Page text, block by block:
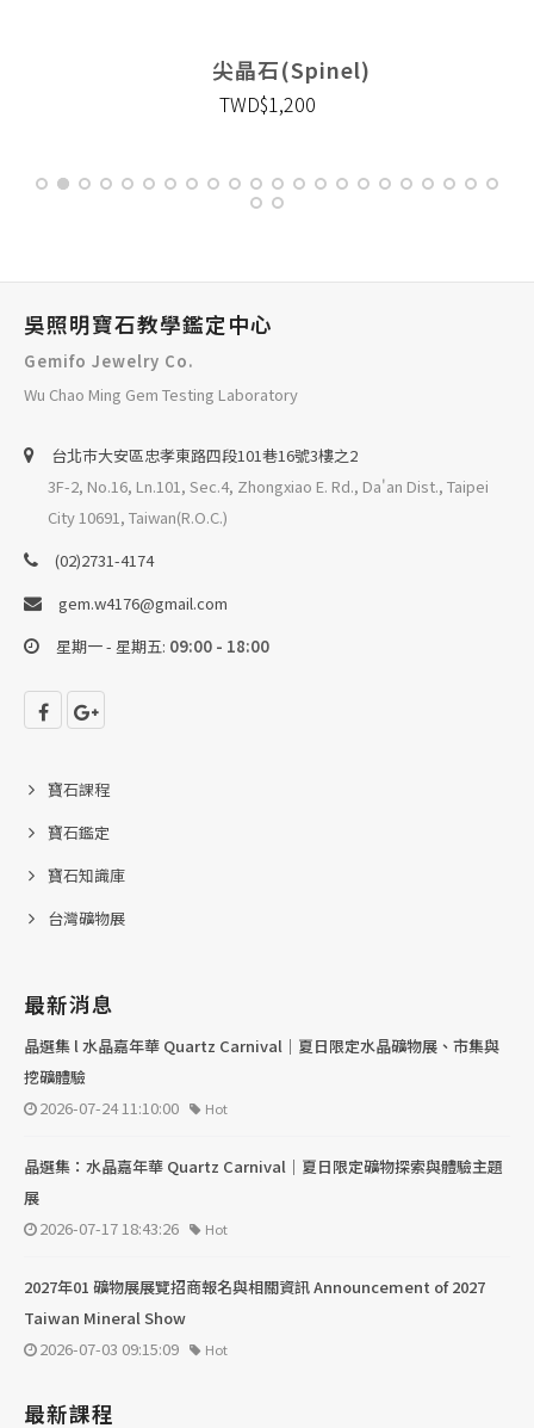
尖晶石(Spinel)
TWD$1,200
吳照明寶石教學鑑定中心
Gemifo Jewelry Co.
Wu Chao Ming Gem Testing Laboratory
台北巿大安區忠孝東路四段101巷16號3樓之2
3F-2, No.16, Ln.101, Sec.4, Zhongxiao E. Rd., Da'an Dist., Taipei
City 10691, Taiwan(R.O.C.)
(02)2731-4174
gem.w4176@gmail.com
星期一 - 星期五: 09:00 - 18:00
寶石課程
寶石鑑定
寶石知識庫
台灣礦物展
最新消息
晶選集 l 水晶嘉年華 Quartz Carnival｜夏日限定水晶礦物展、市集與
挖礦體驗
2026-07-24 11:10:00
Hot
晶選集：水晶嘉年華 Quartz Carnival｜夏日限定礦物探索與體驗主題
展
2026-07-17 18:43:26
Hot
2027年01 礦物展展覽招商報名與相關資訊 Announcement of 2027
Taiwan Mineral Show
2026-07-03 09:15:09
Hot
最新課程